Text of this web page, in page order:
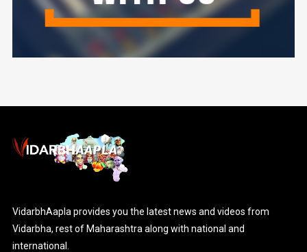
VidarbhAapla provides you the latest news and videos from
Vidarbha, rest of Maharashtra along with national and
international.